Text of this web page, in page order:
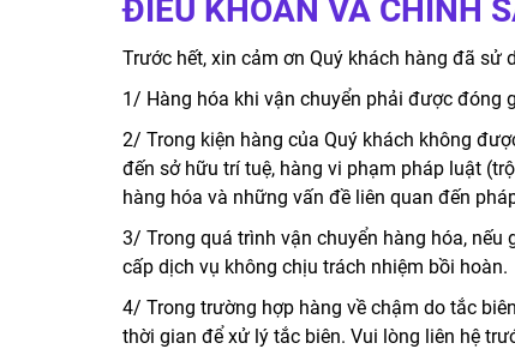
ĐIỀU KHOẢN VÀ CHÍNH
Trước hết, xin cảm ơn Quý khách hàng đã sử
1/ Hàng hóa khi vận chuyển phải được đóng
2/ Trong kiện hàng của Quý khách không
đến sở hữu trí tuệ, hàng vi phạm pháp luật
hàng hóa và những vấn đề liên quan đến
3/ Trong quá trình vận chuyển hàng hóa,
cấp dịch vụ không chịu trách nhiệm bồi hoàn.
4/ Trong trường hợp hàng về chậm do tắc
thời gian để xử lý tắc biên. Vui lòng liên hệ